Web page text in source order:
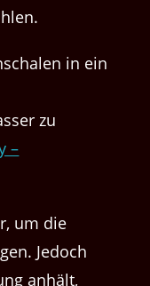
zu
–
um die
Jedoch
anhält,